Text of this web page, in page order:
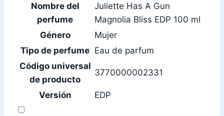
Nombre del
perfume
Juliette Has A Gun
Magnolia Bliss EDP 100 ml
Género
Mujer
Tipo de perfume Eau de parfum
Código universal
de producto
3770000002331
Versión EDP